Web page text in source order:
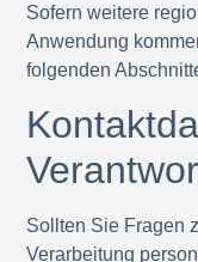
Sofern weitere
Anwendung
folgenden
Sollten Sie Fragen
Verarbeitung